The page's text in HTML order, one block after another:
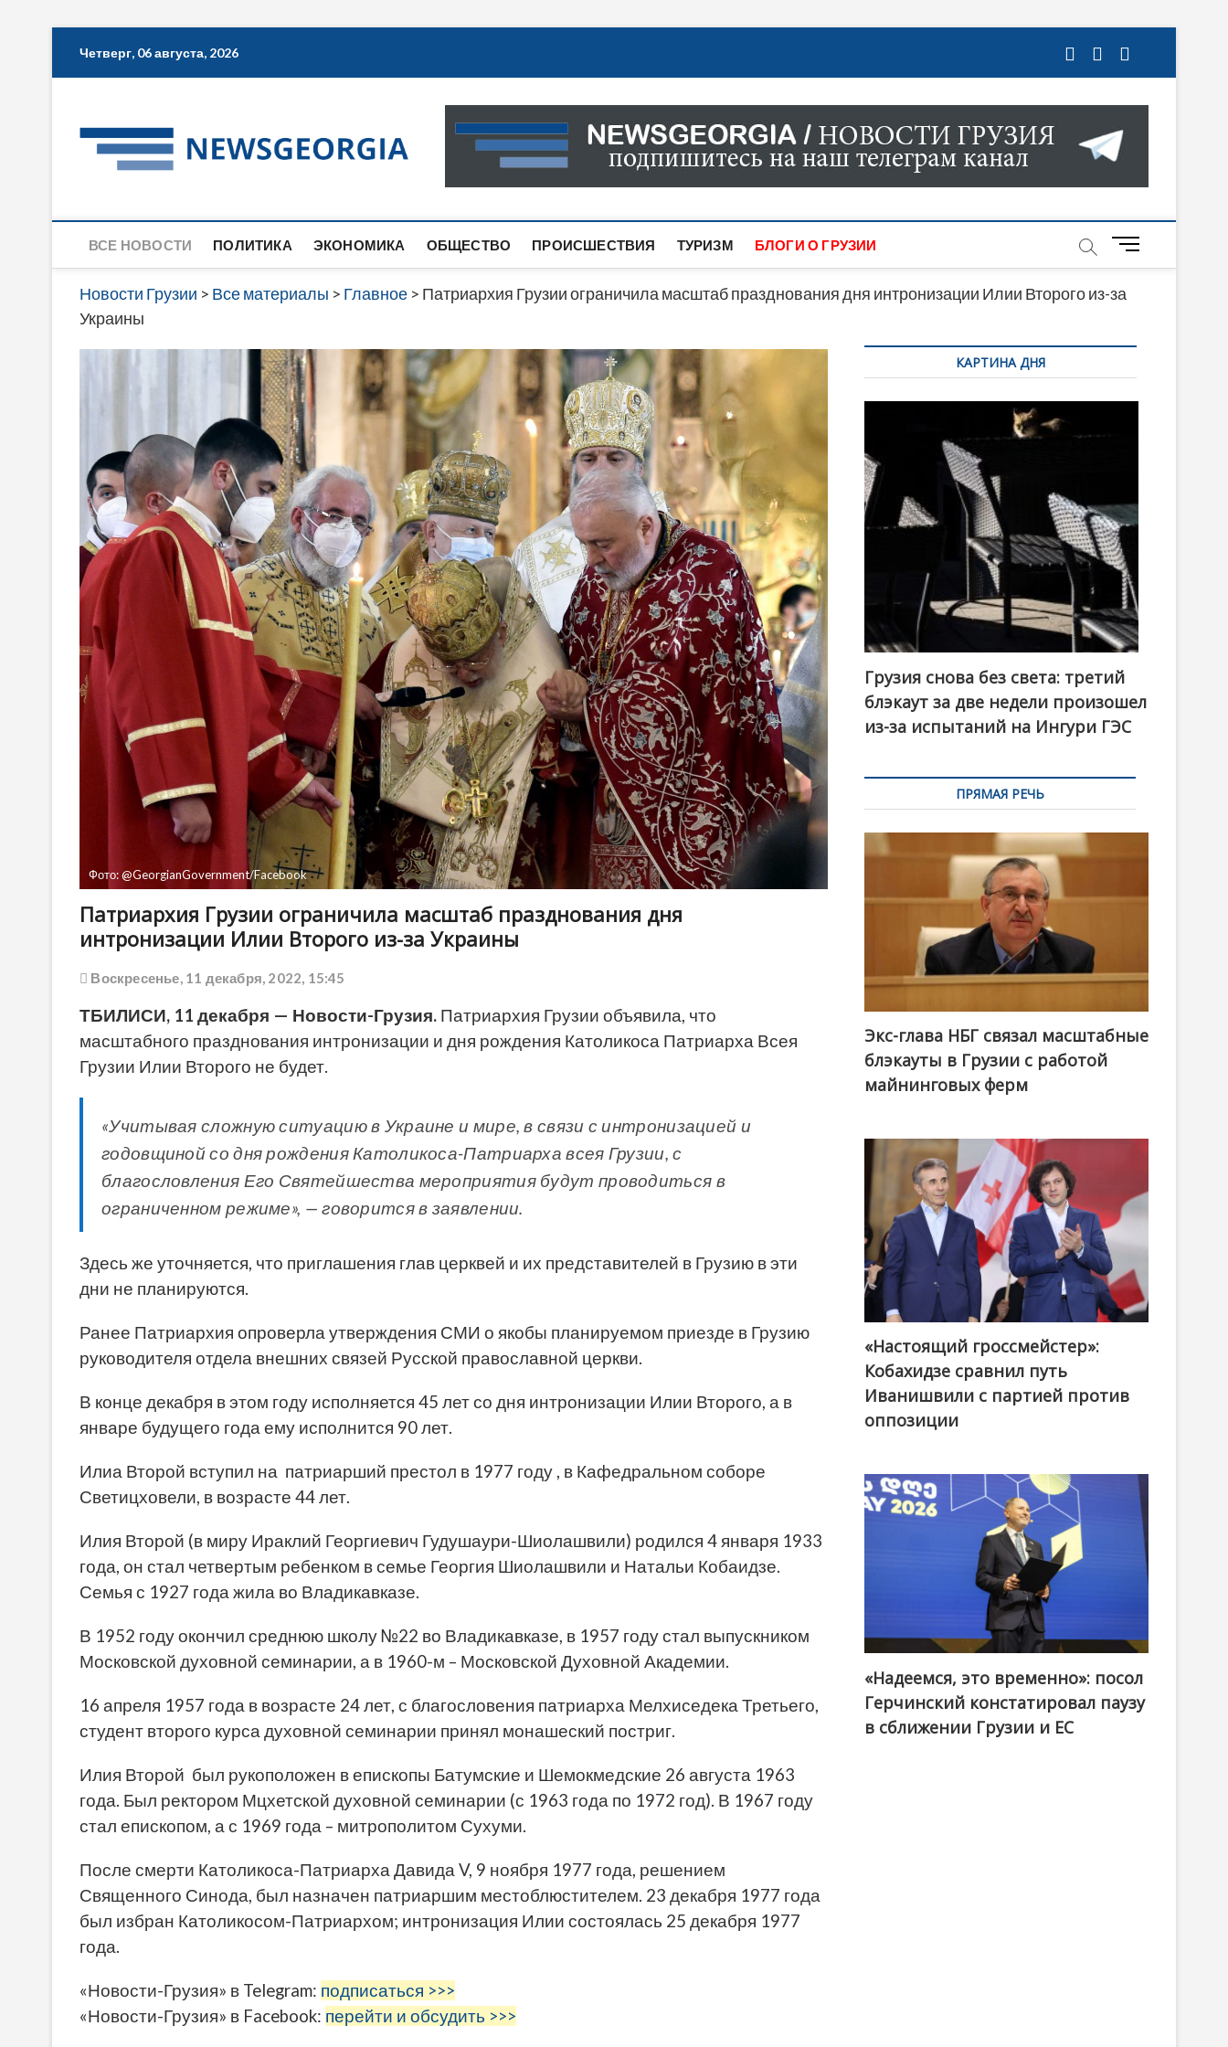
Четверг, 06 августа, 2026
Новости Грузии
САМАЯ АКТУАЛЬНАЯ ИНФОРМАЦИЯ О СОБЫТИЯХ В ГРУЗИИ. НОВОСТИ ГРУЗИИ ОНЛАЙН. НА
САЙТЕ ВЫ НАЙДЕТЕ НОВОСТИ ПОЛИТИКИ, ЭКОНОМИКИ, КУЛЬТУРЫ, СПОРТА И МНОГОЕ
ВСЕ НОВОСТИ ПОЛИТИКА ЭКОНОМИКА ОБЩЕСТВО ПРОИСШЕСТВИЯ ТУРИЗМ БЛОГИ О ГРУЗИИ
M
e
n
Новости Грузии > Все материалы > Главное > Патриархия Грузии ограничила масштаб празднования дня интронизации Илии Второго из-за
Украины
Фото: @GeorgianGovernment/Facebook
Патриархия Грузии ограничила масштаб празднования дня
интронизации Илии Второго из-за Украины
Воскресенье, 11 декабря, 2022, 15:45
ТБИЛИСИ, 11 декабря — Новости-Грузия. Патриархия Грузии объявила, что
масштабного празднования интронизации и дня рождения Католикоса Патриарха Всея
Грузии Илии Второго не будет.
«Учитывая сложную ситуацию в Украине и мире, в связи с интронизацией и
годовщиной со дня рождения Католикоса-Патриарха всея Грузии, с
благословления Его Святейшества мероприятия будут проводиться в
ограниченном режиме», — говорится в заявлении.
Здесь же уточняется, что приглашения глав церквей и их представителей в Грузию в эти
дни не планируются.
Ранее Патриархия опроверла утверждения СМИ о якобы планируемом приезде в Грузию
руководителя отдела внешних связей Русской православной церкви.
В конце декабря в этом году исполняется 45 лет со дня интронизации Илии Второго, а в
январе будущего года ему исполнится 90 лет.
Илиа Второй вступил на патриарший престол в 1977 году , в Кафедральном соборе
Светицховели, в возрасте 44 лет.
Илия Второй (в миру Ираклий Георгиевич Гудушаури-Шиолашвили) родился 4 января 1933
года, он стал четвертым ребенком в семье Георгия Шиолашвили и Натальи Кобаидзе.
Семья с 1927 года жила во Владикавказе.
В 1952 году окончил среднюю школу №22 во Владикавказе, в 1957 году стал выпускником
Московской духовной семинарии, а в 1960-м – Московской Духовной Академии.
16 апреля 1957 года в возрасте 24 лет, с благословения патриарха Мелхиседека Третьего,
студент второго курса духовной семинарии принял монашеский постриг.
Илия Второй был рукоположен в епископы Батумские и Шемокмедские 26 августа 1963
года. Был ректором Мцхетской духовной семинарии (с 1963 года по 1972 год). В 1967 году
стал епископом, а с 1969 года – митрополитом Сухуми.
После смерти Католикоса-Патриарха Давида V, 9 ноября 1977 года, решением
Священного Синода, был назначен патриаршим местоблюстителем. 23 декабря 1977 года
был избран Католикосом-Патриархом; интронизация Илии состоялась 25 декабря 1977
года.
«Новости-Грузия» в Telegram: подписаться >>>
«Новости-Грузия» в Facebook: перейти и обсудить >>>
КАРТИНА ДНЯ
Грузия снова без света: третий
блэкаут за две недели произошел
из-за испытаний на Ингури ГЭС
ПРЯМАЯ РЕЧЬ
Экс-глава НБГ связал масштабные
блэкауты в Грузии с работой
майнинговых ферм
@ქართული ოცნება / Georgian Dream
«Настоящий гроссмейстер»:
Кобахидзе сравнил путь
Иванишвили с партией против
оппозиции
«Надеемся, это временно»: посол
Герчинский констатировал паузу
в сближении Грузии и ЕС